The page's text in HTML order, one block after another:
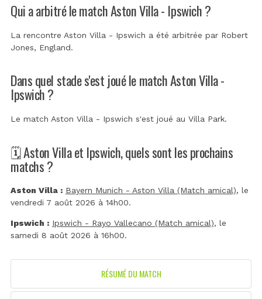
Qui a arbitré le match Aston Villa - Ipswich ?
La rencontre Aston Villa - Ipswich a été arbitrée par Robert
Jones, England.
Dans quel stade s'est joué le match Aston Villa -
Ipswich ?
Le match Aston Villa - Ipswich s'est joué au Villa Park.
🗓️ Aston Villa et Ipswich, quels sont les prochains
matchs ?
Aston Villa : Bayern Munich - Aston Villa (Match amical), le
vendredi 7 août 2026 à 14h00.
Ipswich : Ipswich - Rayo Vallecano (Match amical), le
samedi 8 août 2026 à 16h00.
RÉSUMÉ DU MATCH